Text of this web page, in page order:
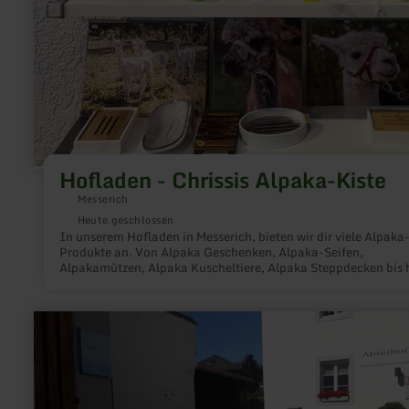
Hofladen - Chrissis Alpaka-Kiste
Messerich
Heute geschlossen
In unserem Hofladen in Messerich, bieten wir dir viele Alpaka-
Produkte an. Von Alpaka Geschenken, Alpaka-Seifen,
Alpakamützen, Alpaka Kuscheltiere, Alpaka Steppdecken bis